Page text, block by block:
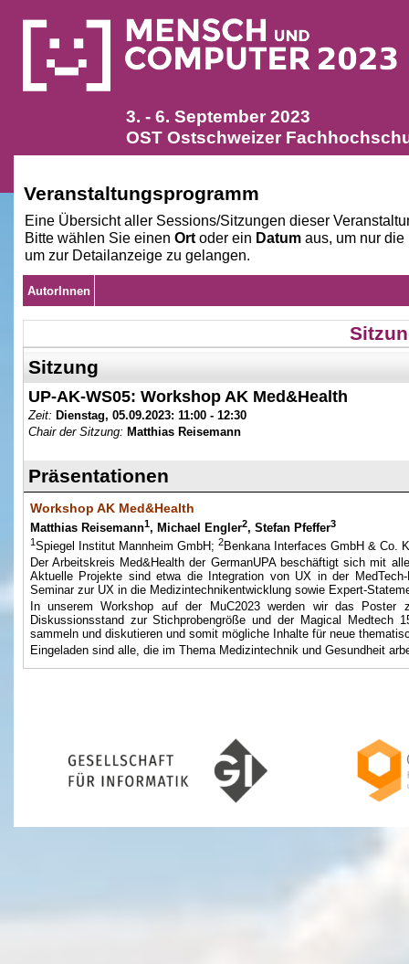
3. - 6. September 2023
OST Ostschweizer
Veranstaltungsprogramm
Eine Übersicht aller Sessions/Sitzungen dieser
Bitte wählen Sie einen Ortoder ein Datumaus, um nur die
um zur Detailanzeige zu gelangen.
AutorInnen
Sitzung
UP-AK-WS05: Workshop AK Med&Health
Zeit: Dienstag, 05.09.2023: 11:00 - 12:30
Chair der Sitzung: Matthias Reisemann
Präsentationen
Workshop AK Med&Health
Matthias Reisemann1, Michael Engler2, Stefan Pfeffer3
1Spiegel Institut Mannheim GmbH; 2Benkana Interfaces GmbH & Co.
Der Arbeitskreis Med&Health der GermanUPA beschäftigt sich mit
Aktuelle Projekte sind etwa die Integration von UX in der
Seminar zur UX in die Medizintechnikentwicklung sowie Expert-
In unserem Workshop auf der MuC2023 werden wir das Poster
Diskussionsstand zur Stichprobengröße und der Magical Medtech
sammeln und diskutieren und somit mögliche Inhalte für neue
Eingeladen sind alle, die im Thema Medizintechnik und Gesundheit